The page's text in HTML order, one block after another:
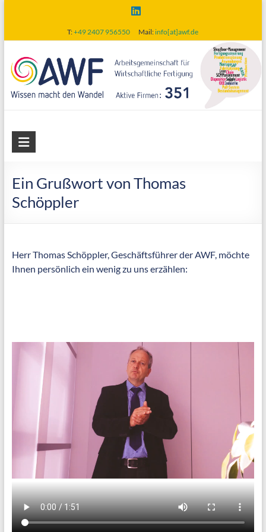
content
T:+49 2407 956550 Mail:info[at]awf.de
AWF
wirtschaftliche
Fertigung
Ein Grußwort von Thomas
Schöppler
Herr Thomas Schöppler, Geschäftsführer der AWF, möchte
Ihnen persönlich ein wenig zu uns erzählen: